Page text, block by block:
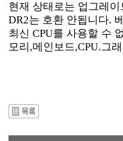
현재 상태로는 업그레
DR2는 호환 안됩니다.
최신 CPU를 사용할 수
모리,메인보드,CPU.그